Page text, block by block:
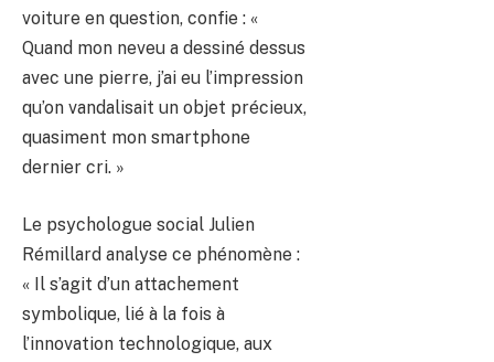
voiture en question, confie : «
Quand mon neveu a dessiné dessus
avec une pierre, j’ai eu l’impression
qu’on vandalisait un objet précieux,
quasiment mon smartphone
dernier cri. »
Le psychologue social Julien
Rémillard analyse ce phénomène :
« Il s’agit d’un attachement
symbolique, lié à la fois à
l’innovation technologique, aux